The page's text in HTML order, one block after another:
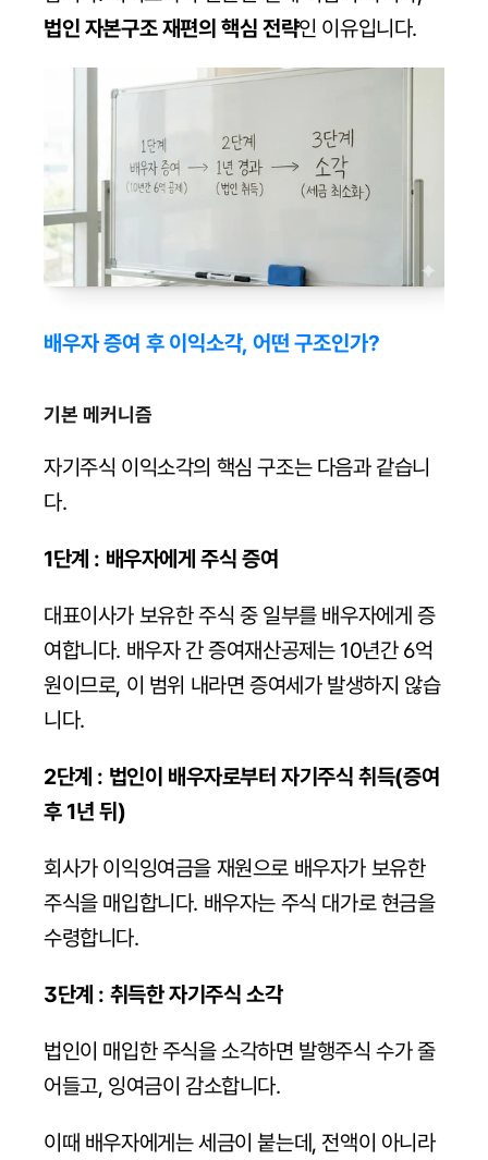
법인 자본구조 재편의 핵심 전략인 이유입니다.
배우자 증여 후 이익소각, 어떤 구조인가?
기본 메커니즘
자기주식 이익소각의 핵심 구조는 다음과 같습니
다.
1단계 : 배우자에게 주식 증여
대표이사가 보유한 주식 중 일부를 배우자에게 증
여합니다. 배우자 간 증여재산공제는 10년간 6억
원이므로, 이 범위 내라면 증여세가 발생하지 않습
니다.
2단계 : 법인이 배우자로부터 자기주식 취득(증여
후 1년 뒤)
회사가 이익잉여금을 재원으로 배우자가 보유한
주식을 매입합니다. 배우자는 주식 대가로 현금을
수령합니다.
3단계 : 취득한 자기주식 소각
법인이 매입한 주식을 소각하면 발행주식 수가 줄
어들고, 잉여금이 감소합니다.
이때 배우자에게는 세금이 붙는데, 전액이 아니라